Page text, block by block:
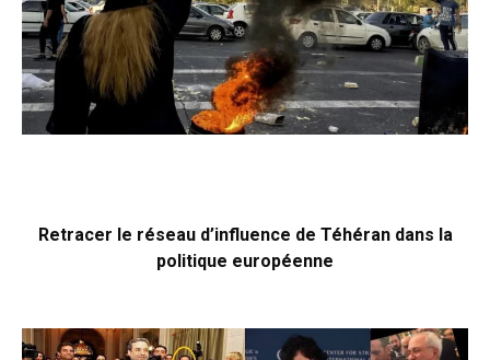
Retracer le réseau d’influence de Téhéran dans la
politique européenne